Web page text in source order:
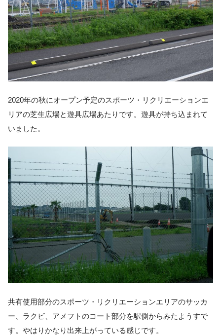
2020年の秋にオープン予定のスポーツ・リクリエーションエ
リアの芝生広場と遊具広場あたりです。遊具が持ち込まれて
いました。
共有使用部分のスポーツ・リクリエーションエリアのサッカ
ー、ラクビ、アメフトのコート部分を駅側からみたようすで
す。やはりかなり出来上がっている感じです。